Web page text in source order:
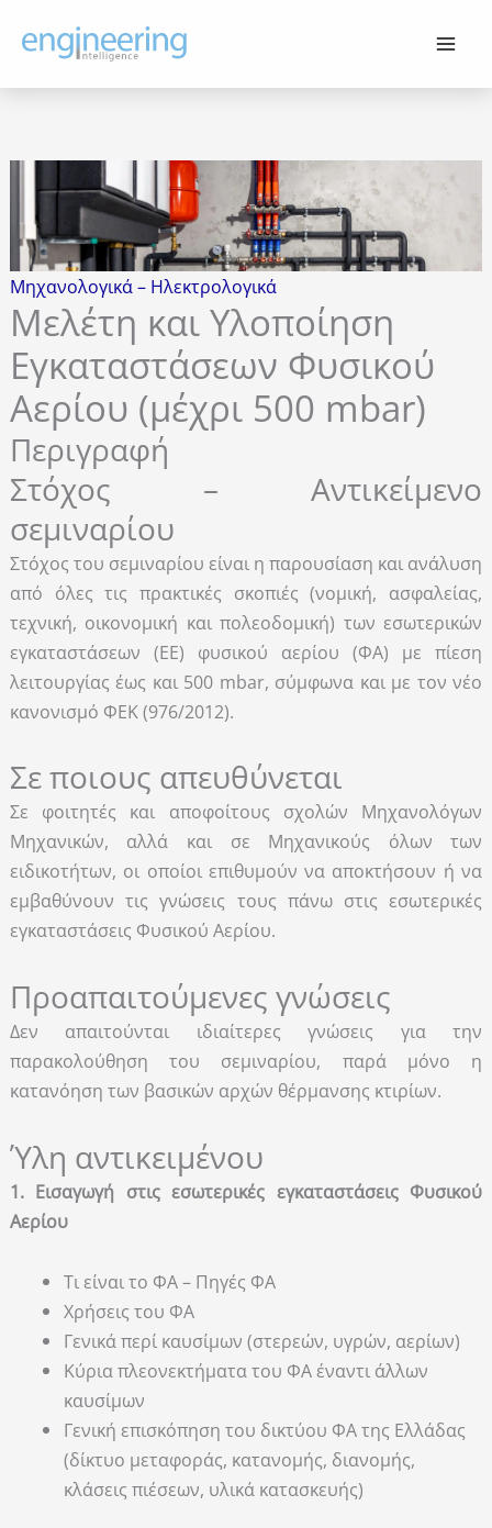
στο
Μηχανολογικά – Ηλεκτρολογικά
Μελέτη και Υλοποίηση
Εγκαταστάσεων Φυσικού
Αερίου (μέχρι 500 mbar)
Περιγραφή
Στόχος – Αντικείμενο
σεμιναρίου
Στόχος του σεμιναρίου είναι η παρουσίαση και ανάλυση
από όλες τις πρακτικές σκοπιές (νομική, ασφαλείας,
τεχνική, οικονομική και πολεοδομική) των εσωτερικών
εγκαταστάσεων (ΕΕ) φυσικού αερίου (ΦΑ) με πίεση
λειτουργίας έως και 500 mbar, σύμφωνα και με τον νέο
κανονισμό ΦΕΚ (976/2012).
Σε ποιους απευθύνεται
Σε φοιτητές και αποφοίτους σχολών Μηχανολόγων
Μηχανικών, αλλά και σε Μηχανικούς όλων των
ειδικοτήτων, οι οποίοι επιθυμούν να αποκτήσουν ή να
εμβαθύνουν τις γνώσεις τους πάνω στις εσωτερικές
εγκαταστάσεις Φυσικού Αερίου.
Προαπαιτούμενες γνώσεις
Δεν απαιτούνται ιδιαίτερες γνώσεις για την
παρακολούθηση του σεμιναρίου, παρά μόνο η
κατανόηση των βασικών αρχών θέρμανσης κτιρίων.
Ύλη αντικειμένου
1. Εισαγωγή στις εσωτερικές εγκαταστάσεις Φυσικού
Αερίου
Τι είναι το ΦΑ – Πηγές ΦΑ
Χρήσεις του ΦΑ
Γενικά περί καυσίμων (στερεών, υγρών, αερίων)
Κύρια πλεονεκτήματα του ΦΑ έναντι άλλων
καυσίμων
Γενική επισκόπηση του δικτύου ΦΑ της Ελλάδας
(δίκτυο μεταφοράς, κατανομής, διανομής,
κλάσεις πιέσεων, υλικά κατασκευής)